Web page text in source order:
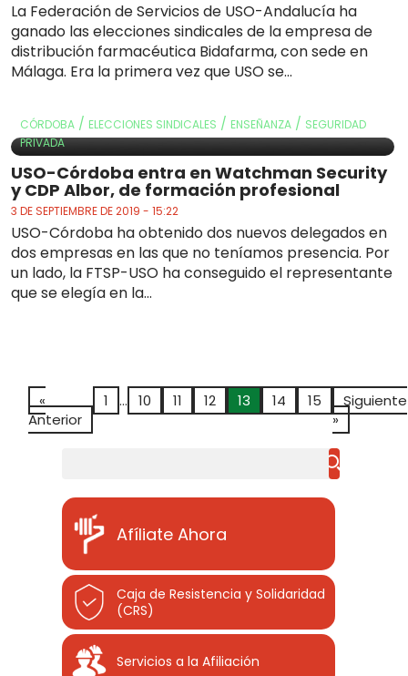
La Federación de Servicios de USO-Andalucía ha
ganado las elecciones sindicales de la empresa de
distribución farmacéutica Bidafarma, con sede en
Málaga. Era la primera vez que USO se...
CÓRDOBA / ELECCIONES SINDICALES / ENSEÑANZA / SEGURIDAD
PRIVADA
USO-Córdoba entra en Watchman Security
y CDP Albor, de formación profesional
3 DE SEPTIEMBRE DE 2019 - 15:22
USO-Córdoba ha obtenido dos nuevos delegados en
dos empresas en las que no teníamos presencia. Por
un lado, la FTSP-USO ha conseguido el representante
que se elegía en la...
«
Anterior
1 … 10 11 12 13 14 15
Siguiente
»
Afíliate Ahora
Caja de Resistencia y Solidaridad
(CRS)
Servicios a la Afiliación